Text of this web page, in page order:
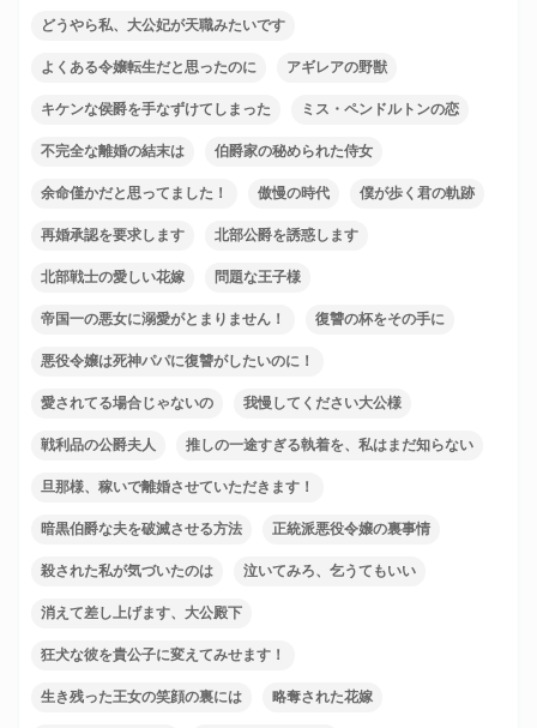
どうやら私、大公妃が天職みたいです
よくある令嬢転生だと思ったのに アギレアの野獣
キケンな侯爵を手なずけてしまった ミス・ペンドルトンの恋
不完全な離婚の結末は 伯爵家の秘められた侍女
余命僅かだと思ってました！ 傲慢の時代 僕が歩く君の軌跡
再婚承認を要求します 北部公爵を誘惑します
北部戦士の愛しい花嫁 問題な王子様
帝国一の悪女に溺愛がとまりません！ 復讐の杯をその手に
悪役令嬢は死神パパに復讐がしたいのに！
愛されてる場合じゃないの 我慢してください大公様
戦利品の公爵夫人 推しの一途すぎる執着を、私はまだ知らない
旦那様、稼いで離婚させていただきます！
暗黒伯爵な夫を破滅させる方法 正統派悪役令嬢の裏事情
殺された私が気づいたのは 泣いてみろ、乞うてもいい
消えて差し上げます、大公殿下
狂犬な彼を貴公子に変えてみせます！
生き残った王女の笑顔の裏には 略奪された花嫁